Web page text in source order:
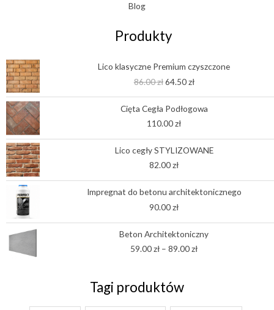
Blog
Produkty
Lico klasyczne Premium czyszczone
86.00zł
cena
wynosiła:
86.00 zł.
64.50zł
cena
wynosi:
64.50 zł.
Cięta Cegła Podłogowa
110.00zł
Lico cegły STYLIZOWANE
82.00zł
Impregnat do betonu architektonicznego
90.00zł
Beton Architektoniczny
59.00zł – 89.00zł
cen:
Tagi produktów